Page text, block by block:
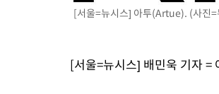
강릉에 시간당 81.4㎜ 물폭탄…도로 잠기
선재도서 해루질 나섰다 실종 60대, 닷새
남자 농구, 나고야 아시안게임서 '홈팀' 일
[서울=뉴시스] 아투(Artue). (사진
[서울=뉴시스] 배민욱 기자 =